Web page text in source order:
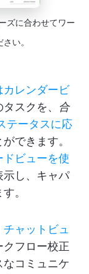
ズに合わせてワー
い。
カレンダービ
スクを、 合
テータスに応
できます。
ビューを使
示し、キャパ
。
チャットビュ
フロー校正
コミュニケ